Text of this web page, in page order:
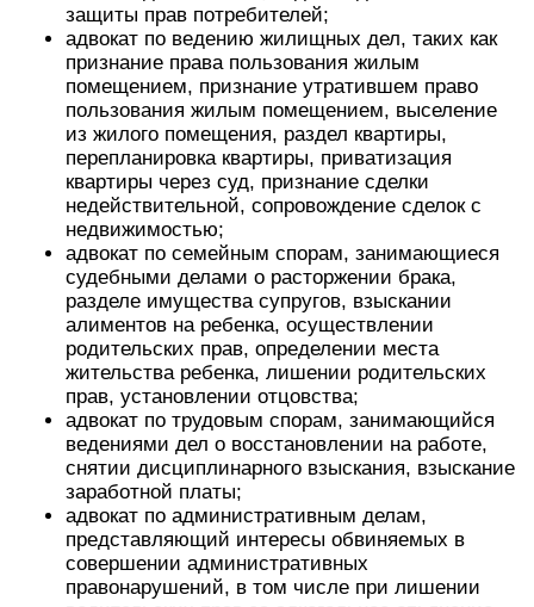
защиты прав потребителей;
адвокат по ведению жилищных дел, таких как
признание права пользования жилым
помещением, признание утратившем право
пользования жилым помещением, выселение
из жилого помещения, раздел квартиры,
перепланировка квартиры, приватизация
квартиры через суд, признание сделки
недействительной, сопровождение сделок с
недвижимостью;
адвокат по семейным спорам, занимающиеся
судебными делами о расторжении брака,
разделе имущества супругов, взыскании
алиментов на ребенка, осуществлении
родительских прав, определении места
жительства ребенка, лишении родительских
прав, установлении отцовства;
адвокат по трудовым спорам, занимающийся
ведениями дел о восстановлении на работе,
снятии дисциплинарного взыскания, взыскание
заработной платы;
адвокат по административным делам,
представляющий интересы обвиняемых в
совершении административных
правонарушений, в том числе при лишении